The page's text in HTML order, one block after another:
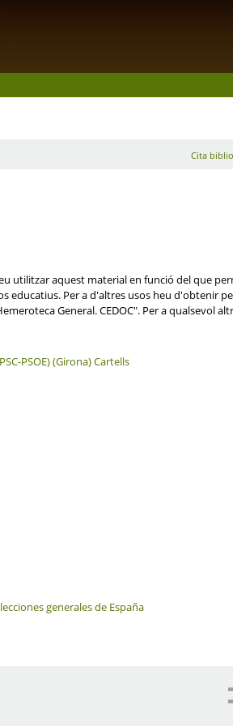
Cita
utilitzar aquest material en funció del que
educatius. Per a d'altres usos heu d'obtenir
General. CEDOC". Per a qualsevol
PSOE) (Girona)Cartells
generales de España